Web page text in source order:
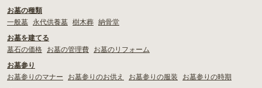
お墓の種類
一般墓
永代供養墓 樹木葬 納骨堂
お墓を建てる
墓石の価格
お墓の管理費
お墓のリフォーム
お墓参り
お墓参りのマナー
お墓参りのお供え お墓参りの服装
お墓参りの時期